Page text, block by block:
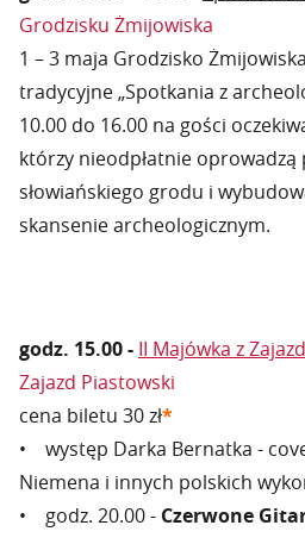
Grodzisku Żmijowiska
1 – 3 maja Grodzisko
tradycyjne „Spotkania z
10.00 do 16.00 na gości
którzy nieodpłatnie
słowiańskiego grodu i
skansenie archeologicznym.
godz. 15.00 - II Majówka z
Zajazd Piastowski
cena biletu 30 zł*
• występ Darka Bernatka -
Niemena i innych polskich
• godz. 20.00 - Czerwone